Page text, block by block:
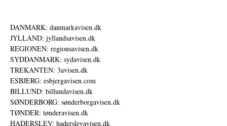
DANMARK: danmarkavisen.dk
JYLLAND: jyllandsavisen.dk
REGIONEN: regionsavisen.dk
SYDDANMARK: sydavisen.dk
TREKANTEN: 3avisen.dk
ESBJERG: esbjergavisen.com
BILLUND: billundavisen.dk
SØNDERBORG: sønderborgavisen.dk
TØNDER: tønderavisen.dk
HADERSLEV: haderslevavisen.dk